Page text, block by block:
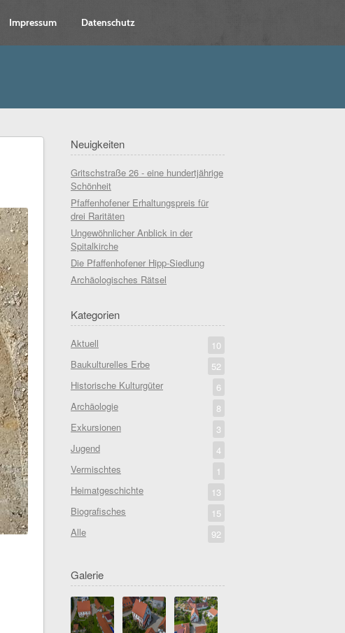
Impressum Datenschutz
Neuigkeiten
Gritschstraße 26 - eine hundertjährige
Schönheit
Pfaffenhofener Erhaltungspreis für
drei Raritäten
Ungewöhnlicher Anblick in der
Spitalkirche
Die Pfaffenhofener Hipp-Siedlung
Archäologisches Rätsel
Kategorien
Aktuell
10
Baukulturelles Erbe
52
Historische Kulturgüter
6
Archäologie
8
Exkursionen
3
Jugend
4
Vermischtes
1
Heimatgeschichte
13
Biografisches
15
Alle
92
Galerie